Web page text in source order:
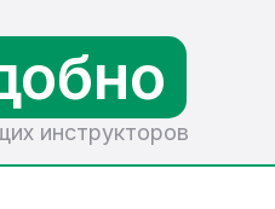
инструкторов